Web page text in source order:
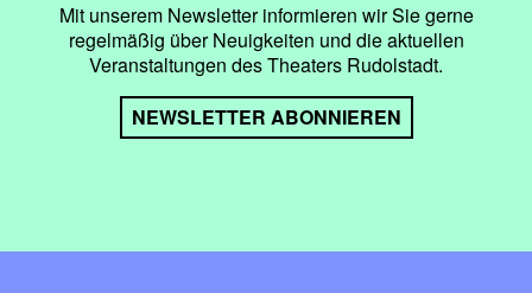
Mit unserem Newsletter informieren wir Sie gerne
regelmäßig über Neuigkeiten und die aktuellen
Veranstaltungen des Theaters Rudolstadt.
NEWSLETTER ABONNIEREN